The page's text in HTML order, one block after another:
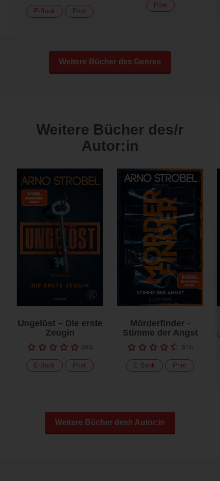
E-Book Print
Print
Weitere Bücher des Genres
Weitere Bücher des/r
Autor:in
Ungelöst – Die erste
Zeugin
(853)
E-Book Print
Mörderfinder -
Stimme der Angst
(573)
E-Book Print
Weitere Bücher des/r Autor:in